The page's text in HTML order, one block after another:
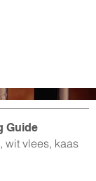
wit vlees, kaas
Guide